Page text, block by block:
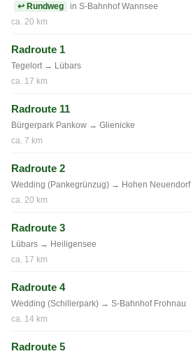
↩ Rundweg
in S-Bahnhof Wannsee
ca. 20 km
Radroute 1
Tegelort → Lübars
ca. 17 km
Radroute 11
Bürgerpark Pankow → Glienicke
ca. 7 km
Radroute 2
Wedding (Pankegrünzug) → Hohen Neuendorf
ca. 20 km
Radroute 3
Lübars → Heiligensee
ca. 17 km
Radroute 4
Wedding (Schillerpark) → S-Bahnhof Frohnau
ca. 14 km
Radroute 5